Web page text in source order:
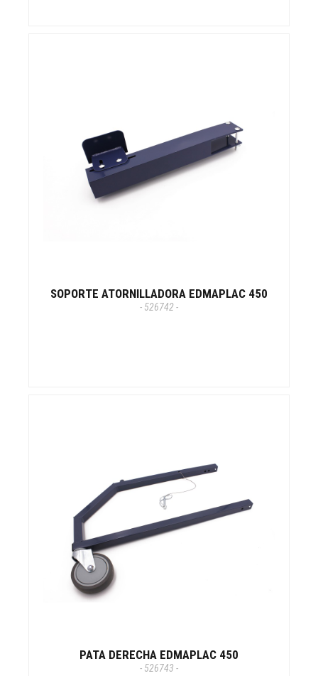
SOPORTE ATORNILLADORA EDMAPLAC 450
- 526742 -
PATA DERECHA EDMAPLAC 450
- 526743 -